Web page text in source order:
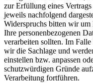
zur Erfüllung eines
jeweils nachfolgend
Widerspruchs bitten wir
Ihre personenbezogenen
verarbeiten sollten. Im
wir die Sachlage und
einstellen bzw. anpassen
schutzwürdigen Gründe
Verarbeitung fortführen.